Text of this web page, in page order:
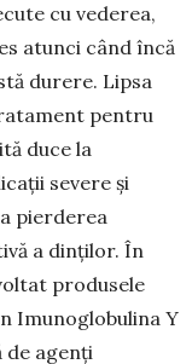
cu vederea,
atunci când încă
durere. Lipsa
pentru
duce la
severe și
pierderea
a dinților. În
produsele
Imunoglobulina Y
de agenţi